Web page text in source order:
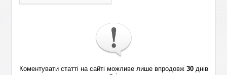
Коментувати статті на сайті можливе лише впродовж 30днів